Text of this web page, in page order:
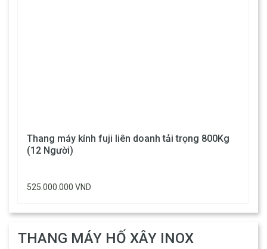
Thang máy kính fuji liên doanh tải trọng 800Kg
(12 Người)
525.000.000 VND
THANG MÁY HỐ XÂY INOX